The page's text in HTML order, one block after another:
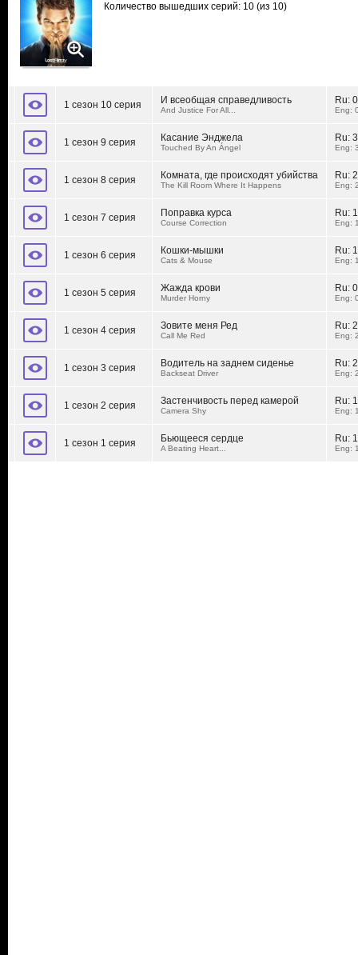
Количество вышедших серий: 10 (из 10)
1 сезон 10 серия И всеобщая справедливость
And Justice For All...
Ru:
Eng:
1 сезон 9 серия Касание Энджела
Touched By An Ángel
Ru:
Eng:
1 сезон 8 серия Комната, где происходят убийства
The Kill Room Where It Happens
Ru:
Eng:
1 сезон 7 серия Поправка курса
Course Correction
Ru:
Eng:
1 сезон 6 серия Кошки-мышки
Cats & Mouse
Ru:
Eng:
1 сезон 5 серия Жажда крови
Murder Horny
Ru:
Eng:
1 сезон 4 серия Зовите меня Ред
Call Me Red
Ru:
Eng:
1 сезон 3 серия Водитель на заднем сиденье
Backseat Driver
Ru:
Eng:
1 сезон 2 серия Застенчивость перед камерой
Camera Shy
Ru:
Eng:
1 сезон 1 серия Бьющееся сердце
A Beating Heart...
Ru:
Eng: